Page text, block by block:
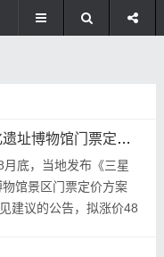
三星堆古蜀文化遗址博物馆门票定价方案拟涨价48元
底，当地发布《三星
馆景区门票定价方案
建议的公告，拟涨价48